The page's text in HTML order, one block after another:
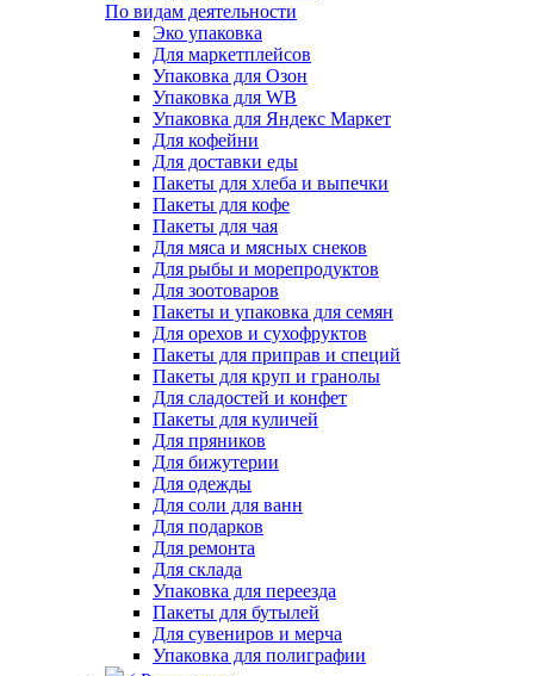
По видам деятельности
Эко упаковка
Для маркетплейсов
Упаковка для Озон
Упаковка для WB
Упаковка для Яндекс Маркет
Для кофейни
Для доставки еды
Пакеты для хлеба и выпечки
Пакеты для кофе
Пакеты для чая
Для мяса и мясных снеков
Для рыбы и морепродуктов
Для зоотоваров
Пакеты и упаковка для семян
Для орехов и сухофруктов
Пакеты для приправ и специй
Пакеты для круп и гранолы
Для сладостей и конфет
Пакеты для куличей
Для пряников
Для бижутерии
Для одежды
Для соли для ванн
Для подарков
Для ремонта
Для склада
Упаковка для переезда
Пакеты для бутылей
Для сувениров и мерча
Упаковка для полиграфии